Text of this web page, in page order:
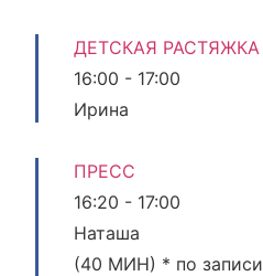
ДЕТСКАЯ РАСТЯЖКА
16:00 - 17:00
Ирина
ПРЕСС
16:20 - 17:00
Наташа
(40 МИН) * по записи